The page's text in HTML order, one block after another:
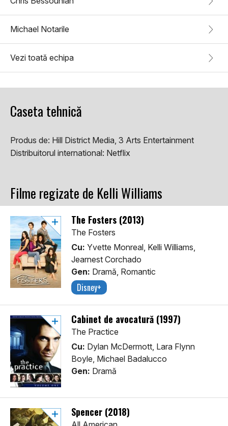
Michael Notarile
Vezi toată echipa
Caseta tehnică
Produs de: Hill District Media, 3 Arts Entertainment
Distribuitorul international: Netflix
Filme regizate de Kelli Williams
The Fosters (2013)
The Fosters
Cu: Yvette Monreal, Kelli Williams,
Jearnest Corchado
Gen: Dramă, Romantic
Disney+
Cabinet de avocatură (1997)
The Practice
Cu: Dylan McDermott, Lara Flynn
Boyle, Michael Badalucco
Gen: Dramă
Spencer (2018)